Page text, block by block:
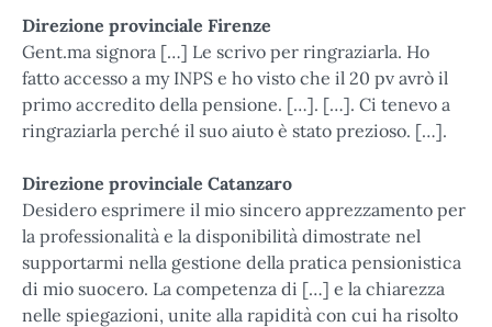
Direzione provinciale Firenze
Gent.ma signora […] Le scrivo per ringraziarla. Ho
fatto accesso a my INPS e ho visto che il 20 pv avrò il
primo accredito della pensione. […]. […]. Ci tenevo a
ringraziarla perché il suo aiuto è stato prezioso. […].
Direzione provinciale Catanzaro
Desidero esprimere il mio sincero apprezzamento per
la professionalità e la disponibilità dimostrate nel
supportarmi nella gestione della pratica pensionistica
di mio suocero. La competenza di […] e la chiarezza
nelle spiegazioni, unite alla rapidità con cui ha risolto